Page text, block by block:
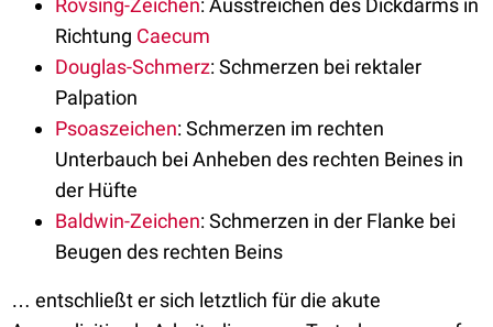
Rovsing-Zeichen: Ausstreichen des Dickdarms in
Richtung Caecum
Douglas-Schmerz: Schmerzen bei rektaler
Palpation
Psoaszeichen: Schmerzen im rechten
Unterbauch bei Anheben des rechten Beines in
der Hüfte
Baldwin-Zeichen: Schmerzen in der Flanke bei
Beugen des rechten Beins
… entschließt er sich letztlich für die akute